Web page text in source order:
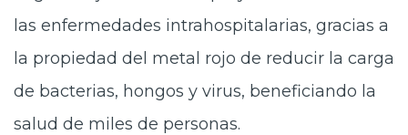
las enfermedades intrahospitalarias, gracias a
la propiedad del metal rojo de reducir la carga
de bacterias, hongos y virus, beneficiando la
salud de miles de personas.